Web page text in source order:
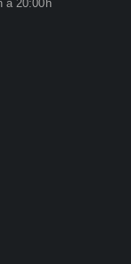
a 20:00h